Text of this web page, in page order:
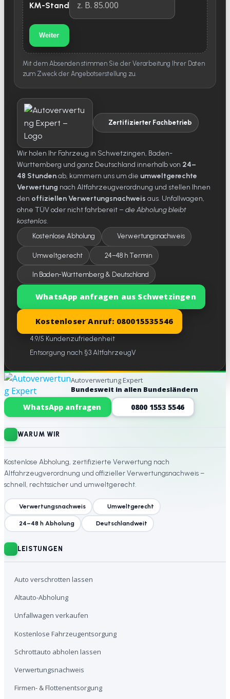
KM-Stand
Weiter
Mit dem Absenden stimmen Sie der Verarbeitung Ihrer Daten
zum Zweck der Angebotserstellung zu.
Zertifizierter Fachbetrieb
Wir holen Ihr Fahrzeug in Schwetzingen, Baden-
Württemberg und ganz Deutschland innerhalb von 24–
48 Stundenab, kümmern uns um die umweltgerechte
Verwertung nach Altfahrzeugverordnung und stellen Ihnen
den offiziellen Verwertungsnachweis aus. Unfallwagen,
ohne TÜV oder nicht fahrbereit – die Abholung bleibt
kostenlos.
Kostenlose Abholung Verwertungsnachweis
Umweltgerecht 24–48 h Termin
In Baden-Württemberg & Deutschland
WhatsApp anfragen aus Schwetzingen
Kostenloser Anruf: 080015535546
4.9/5 Kundenzufriedenheit
Entsorgung nach §3 AltfahrzeugV
Website-Footer
Autoverwertung Expert
Bundesweit in allen Bundesländern
WhatsApp anfragen 0800 1553 5546
WARUM WIR
Kostenlose Abholung, zertifizierte Verwertung nach
Altfahrzeugverordnung und offizieller Verwertungsnachweis –
schnell, rechtssicher und umweltgerecht.
Verwertungsnachweis Umweltgerecht
24–48 h Abholung Deutschlandweit
LEISTUNGEN
Auto verschrotten lassen
Altauto-Abholung
Unfallwagen verkaufen
Kostenlose Fahrzeugentsorgung
Schrottauto abholen lassen
Verwertungsnachweis
Firmen- & Flottenentsorgung